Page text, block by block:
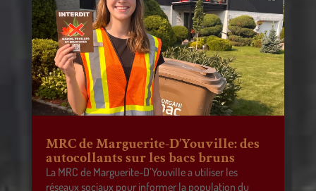
MRC de Marguerite-D’Youville: des
autocollants sur les bacs bruns
La MRC de Marguerite-D’Youville a utiliser les
réseaux sociaux pour informer la population du